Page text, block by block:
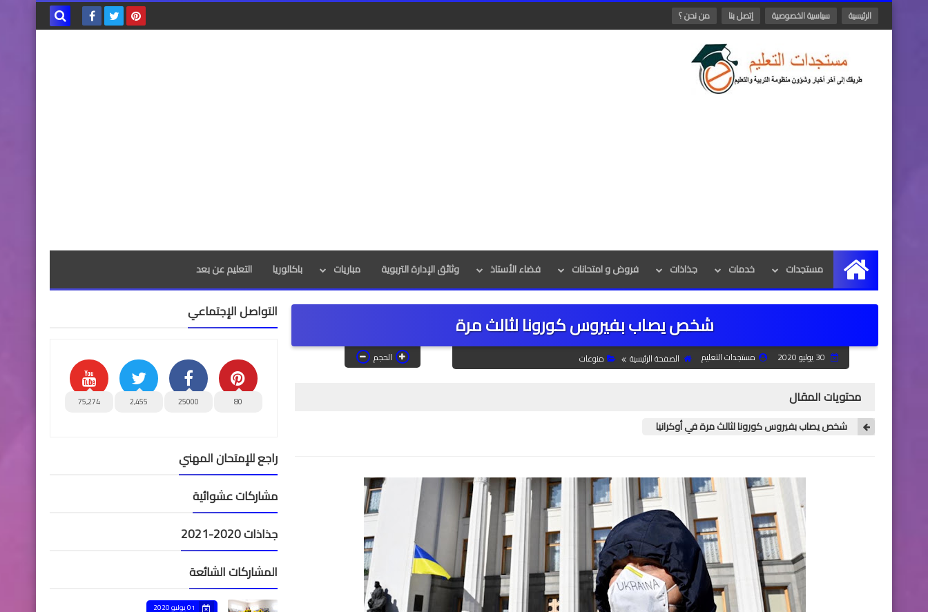
الرئيسية سياسية الخصوصية إتصل بنا من نحن ؟
الرئيسية
مستجدات خدمات جذاذات فروض و امتحانات فضاء الأستاذ وثائق الإدارة التربوية مباريات باكالوريا التعليم عن بعد
شخص يصاب بفيروس كورونا لثالث مرة
مستجدات التعليم الصفحة الرئيسية منوعات الحجم
محتويات المقال
شخص يصاب بفيروس كورونا لثالث مرة في أوكرانيا
التواصل الإجتماعي
80
25000
2,455
75,274
راجع للإمتحان المهني
مشاركات عشوائية
جذاذات 2020-2021
المشاركات الشائعة
01 يوليو 2020